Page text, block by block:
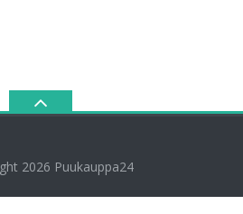
2026 Puukauppa24